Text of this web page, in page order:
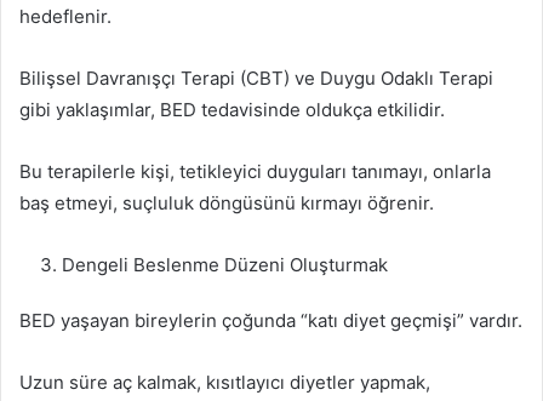
hedeflenir.
Bilişsel Davranışçı Terapi (CBT) ve Duygu Odaklı Terapi
gibi yaklaşımlar, BED tedavisinde oldukça etkilidir.
Bu terapilerle kişi, tetikleyici duyguları tanımayı, onlarla
baş etmeyi, suçluluk döngüsünü kırmayı öğrenir.
Dengeli Beslenme Düzeni Oluşturmak
BED yaşayan bireylerin çoğunda “katı diyet geçmişi” vardır.
Uzun süre aç kalmak, kısıtlayıcı diyetler yapmak,